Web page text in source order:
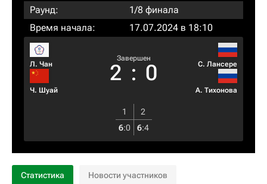
Раунд:
1/8 финала
Время начала:
17.07.2024 в 18:10
Л. Чан
Ч. Шуай
Завершен
2 : 0 С. Лансере
А. Тихонова
1
2
6:0 6:4
Статистика Новости участников